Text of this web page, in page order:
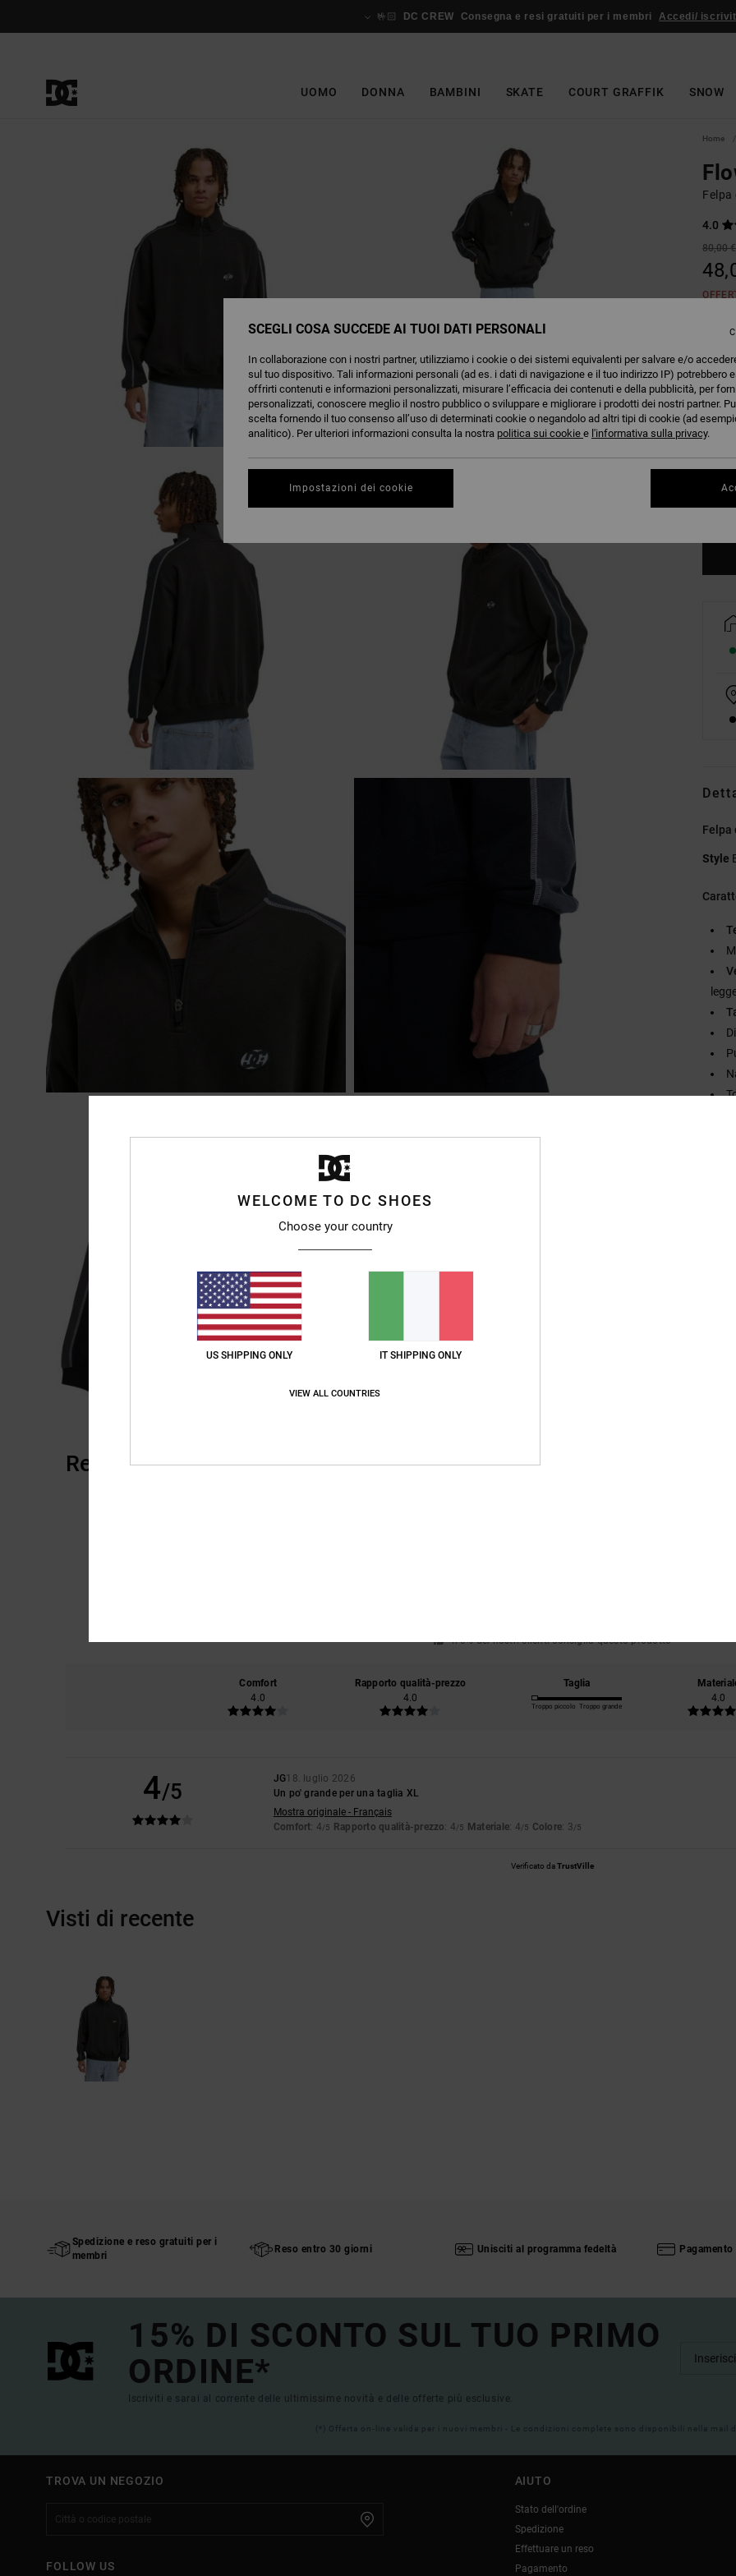
🤟🏻 DC CREW Consegna e resi gratuiti per i membri Accedi/
UOMO DONNA BAMBINI SKATE COURT GRAFFIK SNOW
Home
Felpa
4.0
80,00 €
XS
Felpa
Style
Recensioni dei clienti
Il 0% dei nostri clienti consiglia questo prodotto
Comfort
4.0
Rapporto qualità-prezzo
4.0
Taglia
Troppo piccolo Troppo grande
4.0
4/5
JG18. luglio 2026
Un po' grande per una taglia XL
Mostra originale - Français
Comfort: 4/5 Rapporto qualità-prezzo: 4/5 Materiale: 4/5 Colore: 3/5
Verificato daTrustVille
Visti di recente
Spedizione e reso gratuiti per i
membri
Reso entro 30 giorni Unisciti al programma fedeltà
15% DI SCONTO SUL TUO PRIMO
ORDINE*
Iscriviti e sarai al corrente delle ultimissime novità e delle offerte più esclusive.
(*) Offerta on-line valida per i nuovi membri - Le condizioni complete sono disponibili nella mail
TROVA UN NEGOZIO
FOLLOW US
AIUTO
Stato dell'ordine
Spedizione
Effettuare un reso
Pagamento
WELCOME TO DC SHOES
Choose your country
US SHIPPING ONLY IT SHIPPING ONLY
VIEW ALL COUNTRIES
SCEGLI COSA SUCCEDE AI TUOI DATI PERSONALI
In collaborazione con i nostri partner, utilizziamo i cookie o dei sistemi equivalenti per salvare e/o
sul tuo dispositivo. Tali informazioni personali (ad es. i dati di navigazione e il tuo indirizzo IP) potrebbero
offrirti contenuti e informazioni personalizzati, misurare l’efficacia dei contenuti e della pubblicità, per
personalizzati, conoscere meglio il nostro pubblico o sviluppare e migliorare i prodotti dei nostri partner.
scelta fornendo il tuo consenso all’uso di determinati cookie o negandolo ad altri tipi di cookie (ad
analitico). Per ulteriori informazioni consulta la nostra politica sui cookie e l'informativa sulla privacy.
Impostazioni dei cookie